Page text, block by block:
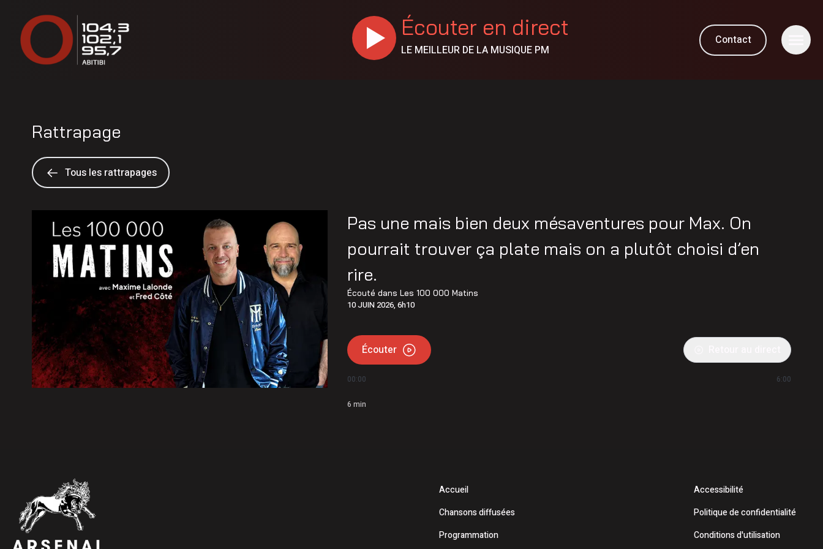
Écouter en direct
LE MEILLEUR DE LA MUSIQUE PM
Contact
Rattrapage
Tous les rattrapages
Pas une mais bien deux mésaventures pour Max. On
pourrait trouver ça plate mais on a plutôt choisi d’en
rire.
Écouté dansLes 100 000 Matins
10 JUIN 2026, 6h10
Écouter
00:00 6:00
6 min
Accueil
Chansons diffusées
Programmation
Accessibilité
Politique de confidentialité
Conditions d'utilisation